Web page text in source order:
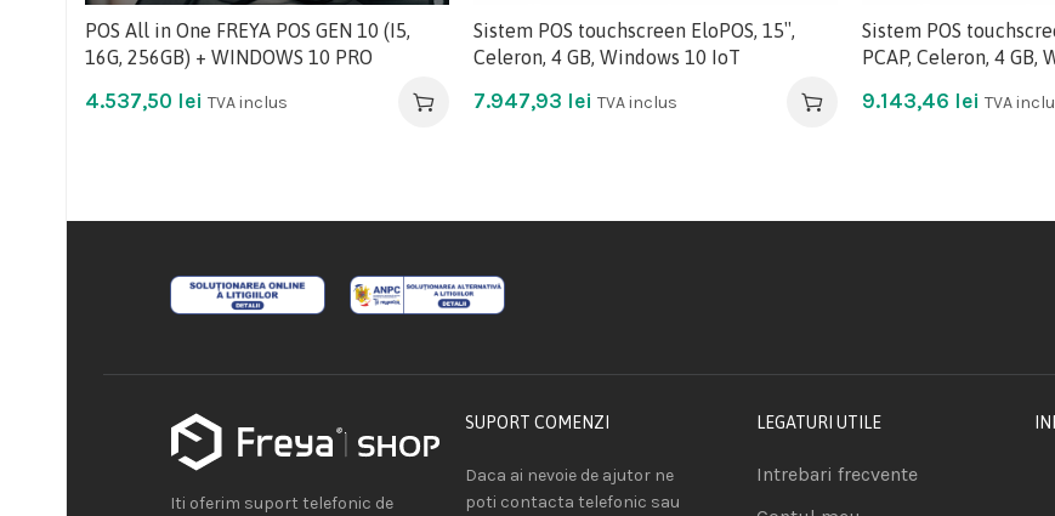
POS All in One FREYA POS GEN 10 (I5,
16G, 256GB) + WINDOWS 10 PRO
4.537,50 lei TVA inclus
Sistem POS touchscreen EloPOS, 15″,
Celeron, 4 GB, Windows 10 IoT
7.947,93 lei TVA inclus
Sistem POS
PCAP, Celeron, 4 GB,
9.143,46 lei TVA
Iti oferim suport telefonic de
SUPORT COMENZI
Daca ai nevoie de ajutor ne
poti contacta telefonic sau
LEGATURI UTILE
Intrebari frecvente